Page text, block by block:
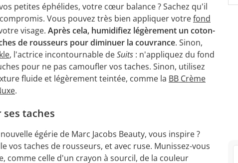
petites éphélides, votre cœur balance ? Sachez qu'il
Vous pouvez très bien appliquer votrefond
visage. Après cela, humidifiez légèrement un coton-
de rousseurs pour diminuer la couvrance. Sinon,
, l'actrice incontournable deSuits : n'appliquez du fond
pour ne pas camoufler vos taches. Sinon, utilisez
fluide et légèrement teintée, comme la BB Crème
.
ses taches
égérie de Marc Jacobs Beauty, vous inspire ?
vos taches de rousseurs, et avec ruse. Munissez-vous
comme celle d'un crayon à sourcil, de la couleur